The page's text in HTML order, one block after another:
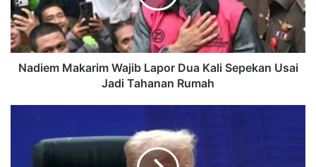
Kali
Sepekan
Usai
Jadi
Tahanan
Nadiem Makarim Wajib Lapor Dua Kali Sepekan Usai
Jadi Tahanan Rumah
Prioritas
Hentikan